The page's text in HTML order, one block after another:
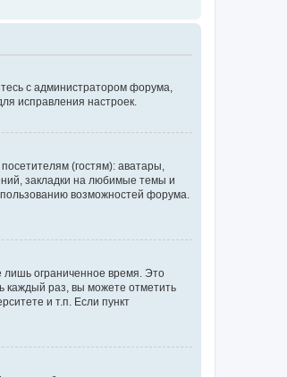
с администратором форума,
исправления настроек.
(гостям): аватары,
закладки на любимые темы и
возможностей форума.
лишь ограниченное время. Это
каждый раз, вы можете отметить
и т.п. Если пункт